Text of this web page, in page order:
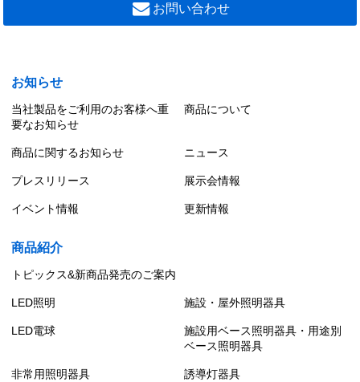
お問い合わせ
お知らせ
当社製品をご利用のお客様へ重
要なお知らせ
商品について
商品に関するお知らせ ニュース
プレスリリース 展示会情報
イベント情報 更新情報
商品紹介
トピックス&新商品発売のご案内
LED照明 施設・屋外照明器具
LED電球
施設用ベース照明器具・用途別
ベース照明器具
非常用照明器具 誘導灯器具